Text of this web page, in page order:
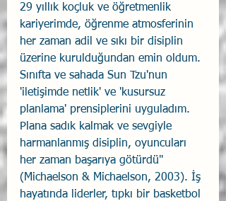
29 yıllık koçluk ve öğretmenlik
kariyerimde, öğrenme atmosferinin
her zaman adil ve sıkı bir disiplin
üzerine kurulduğundan emin oldum.
Sınıfta ve sahada Sun Tzu'nun
'iletişimde netlik' ve 'kusursuz
planlama' prensiplerini uyguladım.
Plana sadık kalmak ve sevgiyle
harmanlanmış disiplin, oyuncuları
her zaman başarıya götürdü"
(Michaelson & Michaelson, 2003). İş
hayatında liderler, tıpkı bir basketbol